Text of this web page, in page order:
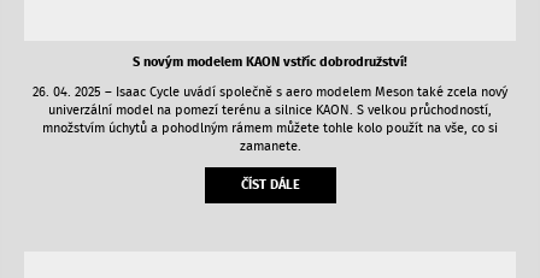
S novým modelem KAON vstříc dobrodružství!
26. 04. 2025 – Isaac Cycle uvádí společně s aero modelem Meson také zcela nový
univerzální model na pomezí terénu a silnice KAON. S velkou průchodností,
množstvím úchytů a pohodlným rámem můžete tohle kolo použít na vše, co si
zamanete.
ČÍST DÁLE